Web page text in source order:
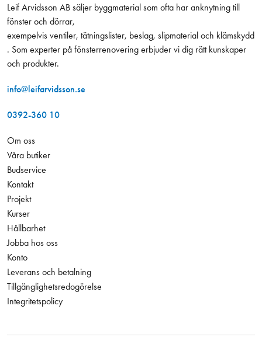
Leif Arvidsson AB säljer byggmaterial som ofta har anknytning till
fönster och dörrar,
exempelvis ventiler, tätningslister, beslag, slipmaterial och klämskydd
. Som experter på fönsterrenovering erbjuder vi dig rätt kunskaper
och produkter.
info@leifarvidsson.se
0392-360 10
Om oss
Våra butiker
Budservice
Kontakt
Projekt
Kurser
Hållbarhet
Jobba hos oss
Konto
Leverans och betalning
Tillgänglighetsredogörelse
Integritetspolicy